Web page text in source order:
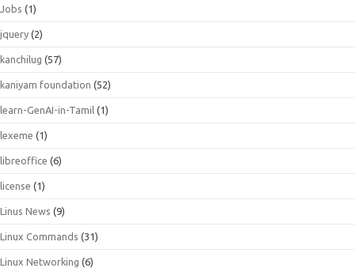
Jobs (1)
jquery (2)
kanchilug (57)
kaniyam foundation (52)
learn-GenAI-in-Tamil (1)
lexeme (1)
libreoffice (6)
license (1)
Linus News (9)
Linux Commands (31)
Linux Networking (6)